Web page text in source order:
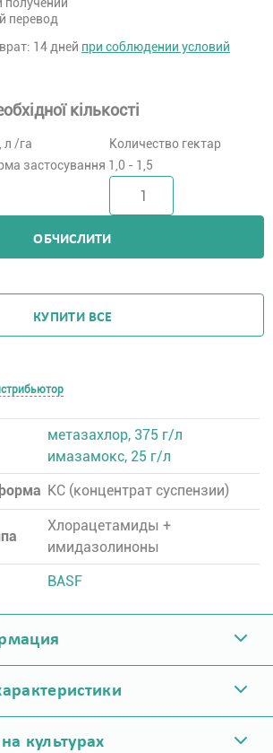
перевод
14 дней при соблюдении условий
кількості
л /га
Количество гектар
застосування 1,0 - 1,5
ОБЧИСЛИТИ
КУПИТИ ВСЕ
метазахлор, 375 г/л
имазамокс, 25 г/л
КC (концентрат суспензии)
Хлорацетамиды +
имидазолиноны
BASF
культурах